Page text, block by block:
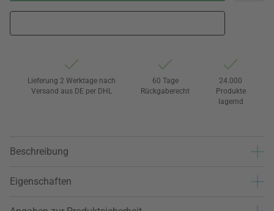
Lieferung 2 Werktage nach
Versand aus DE per DHL
60 Tage
Rückgaberecht
24.000
Produkte
lagernd
Beschreibung
Eigenschaften